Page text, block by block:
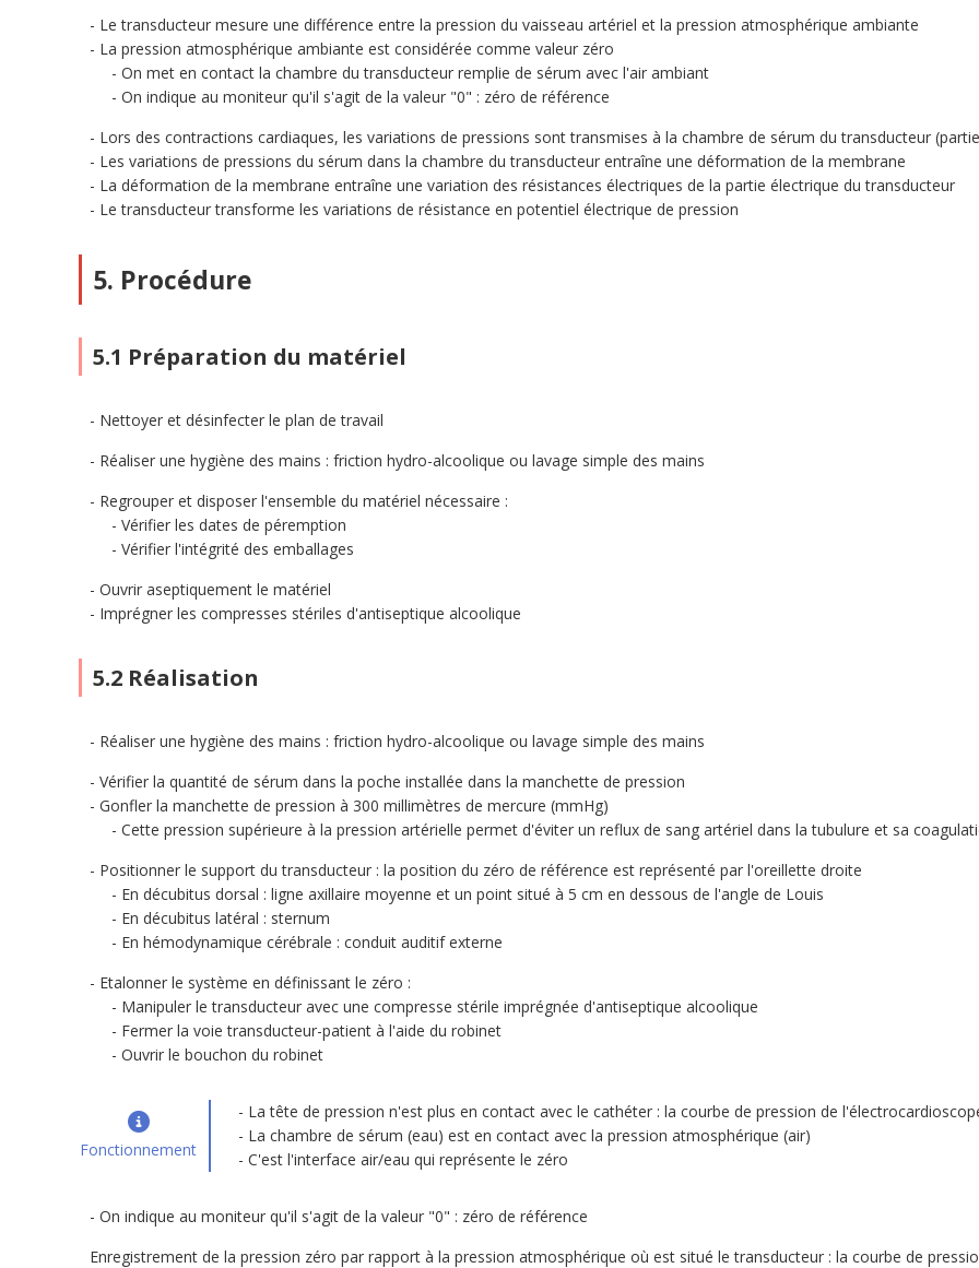
Le transducteur mesure une différence entre la pression du vaisseau artériel et la pression atmosphérique ambiante
La pression atmosphérique ambiante est considérée comme valeur zéro
On met en contact la chambre du transducteur remplie de sérum avec l'air ambiant
On indique au moniteur qu'il s'agit de la valeur "0" : zéro de référence
Lors des contractions cardiaques, les variations de pressions sont transmises à la chambre de sérum du transducteur
Les variations de pressions du sérum dans la chambre du transducteur entraîne une déformation de la membrane
La déformation de la membrane entraîne une variation des résistances électriques de la partie électrique du transducteur
Le transducteur transforme les variations de résistance en potentiel électrique de pression
5. Procédure
5.1 Préparation du matériel
Nettoyer et désinfecter le plan de travail
Réaliser une hygiène des mains : friction hydro-alcoolique ou lavage simple des mains
Regrouper et disposer l'ensemble du matériel nécessaire :
Vérifier les dates de péremption
Vérifier l'intégrité des emballages
Ouvrir aseptiquement le matériel
Imprégner les compresses stériles d'antiseptique alcoolique
5.2 Réalisation
Réaliser une hygiène des mains : friction hydro-alcoolique ou lavage simple des mains
Vérifier la quantité de sérum dans la poche installée dans la manchette de pression
Gonfler la manchette de pression à 300 millimètres de mercure (mmHg)
Cette pression supérieure à la pression artérielle permet d'éviter un reflux de sang artériel dans la tubulure et sa
Positionner le support du transducteur : la position du zéro de référence est représenté par l'oreillette droite
En décubitus dorsal : ligne axillaire moyenne et un point situé à 5 cm en dessous de l'angle de Louis
En décubitus latéral : sternum
En hémodynamique cérébrale : conduit auditif externe
Etalonner le système en définissant le zéro :
Manipuler le transducteur avec une compresse stérile imprégnée d'antiseptique alcoolique
Fermer la voie transducteur-patient à l'aide du robinet
Ouvrir le bouchon du robinet
Fonctionnement
La tête de pression n'est plus en contact avec le cathéter : la courbe de pression de
La chambre de sérum (eau) est en contact avec la pression atmosphérique (air)
C'est l'interface air/eau qui représente le zéro
On indique au moniteur qu'il s'agit de la valeur "0" : zéro de référence
Enregistrement de la pression zéro par rapport à la pression atmosphérique où est situé le transducteur : la courbe de